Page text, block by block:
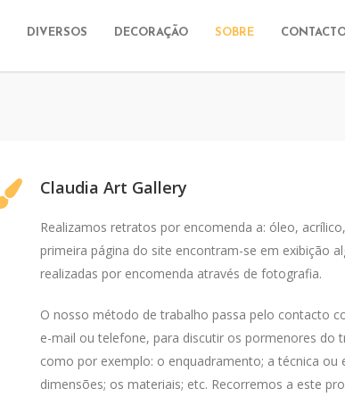
DIVERSOS DECORAÇÃO SOBRE
Claudia Art Gallery
Realizamos retratos por encomenda a: óleo,
primeira página do site encontram-se em exibição
realizadas por encomenda através de fotografia.
O nosso método de trabalho passa pelo contacto
e-mail ou telefone, para discutir os pormenores do
como por exemplo: o enquadramento; a técnica ou
dimensões; os materiais; etc. Recorremos a este